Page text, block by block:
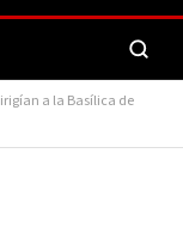
a la Basílica de